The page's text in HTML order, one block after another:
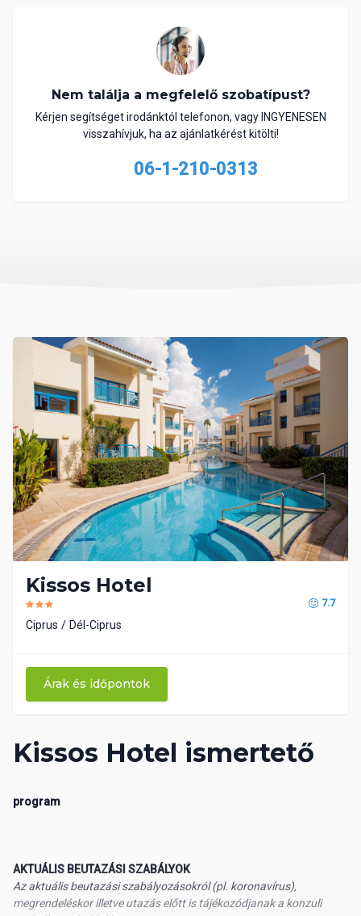
Nem találja a megfelelő szobatípust?
Kérjen segítséget irodánktól telefonon, vagy INGYENESEN
visszahívjuk, ha az ajánlatkérést kitölti!
06-1-210-0313
Kissos Hotel ismertető
program
AKTUÁLIS BEUTAZÁSI SZABÁLYOK
Az aktuális beutazási szabályozásokról (pl. koronavírus),
megrendeléskor illetve utazás előtt is tájékozódjanak a konzuli
Kissos Hotel
7.7
Ciprus Dél-Ciprus
Árak és időpontok